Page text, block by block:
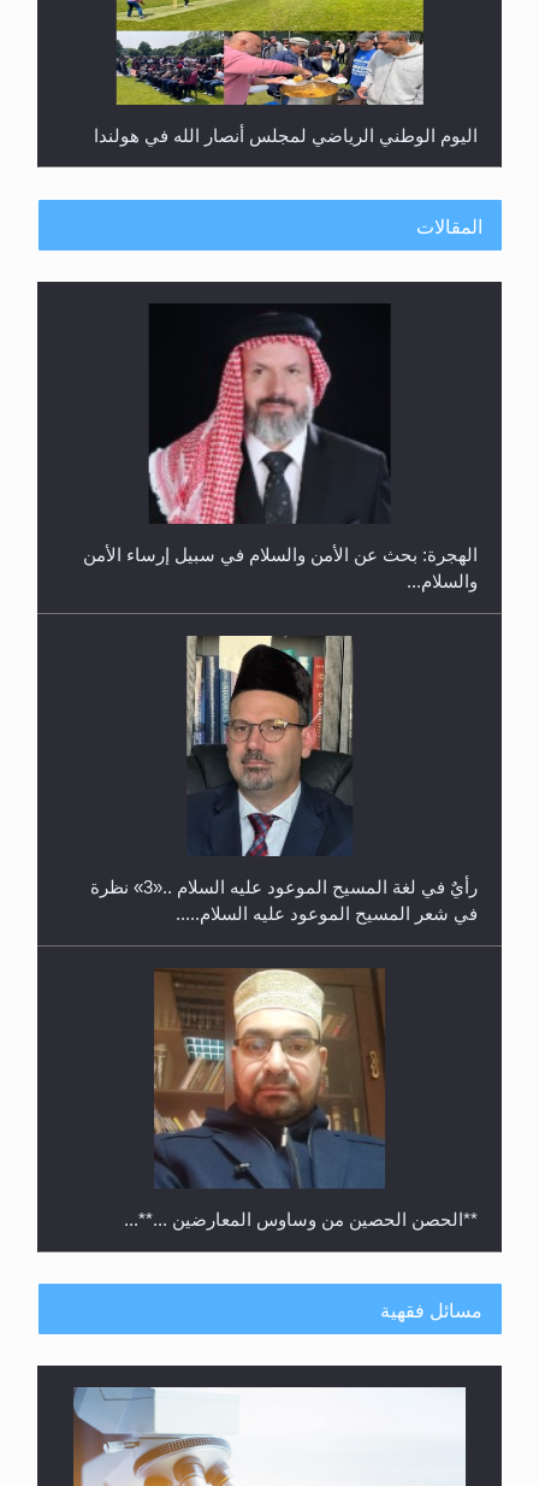
اليوم الوطني الرياضي لمجلس أنصار الله في هولندا
إتمام حفظ القرآن الكريم لثلاثة طلاب من مدرسة الحفظ
حفل توزيع الشهادات في الجامعة الأحمدية بنيجيريا لعام
المقالات
الهجرة: بحث عن الأمن والسلام في سبيل إرساء الأمن
والسلام...
رأيٌ في لغة المسيح الموعود عليه السلام ..«3» نظرة
في شعر المسيح الموعود عليه السلام.....
**الحصن الحصين من وساوس المعارضين ...**...
مسائل فقهية